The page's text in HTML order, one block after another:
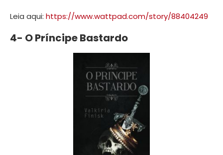
Leia aqui: https://www.wattpad.com/story/88404249
4- O Príncipe Bastardo